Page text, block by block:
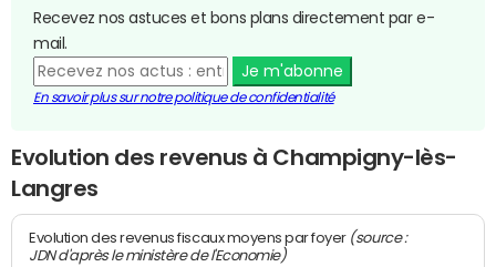
Recevez nos astuces et bons plans directement par e-
mail.
Je m'abonne
En savoir plus sur notre politique de confidentialité
Evolution des revenus à Champigny-lès-
Langres
Evolution des revenus fiscaux moyens par foyer (source :
JDN d'après le ministère de l'Economie)